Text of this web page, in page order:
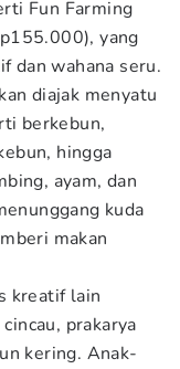
Fun Farming
yang
dan wahana seru.
diajak menyatu
berkebun,
hingga
ayam, dan
kuda
makan
kreatif lain
prakarya
kering. Anak-